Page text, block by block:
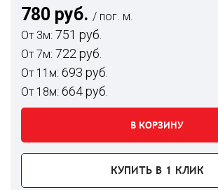
780 руб. / пог. м.
От 3м: 751 руб.
От 7м: 722 руб.
От 11м: 693 руб.
От 18м: 664 руб.
В КОРЗИНУ
КУПИТЬ В 1 КЛИК